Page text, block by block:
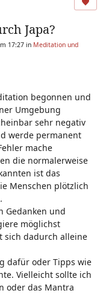
Japa?
17:27 in Meditation und
begonnen und
Umgebung
sehr negativ
werde permanent
mache
die normalerweise
ist das
Menschen plötzlich
Gedanken und
möglichst
sich dadurch alleine
dafür oder Tipps wie
Vielleicht sollte ich
oder das Mantra